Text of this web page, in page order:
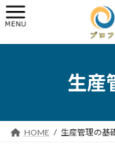
コ
ン
ン
ナ
ビ
ー
生産
HOME 生産管理の基